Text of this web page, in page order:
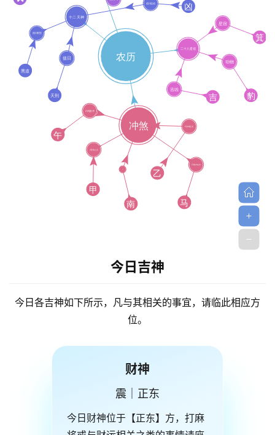
今日吉神
今日各吉神如下所示，凡与其相关的事宜，请临此相应方
位。
财神
震｜正东
今日财神位于【正东】方，打麻